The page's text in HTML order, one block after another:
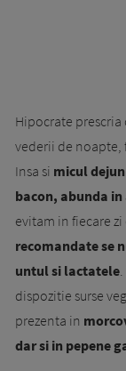
Hipocrate
vederii de noapte,
Insa si micul
bacon, abunda
evitam in fiecare
recomandate se
untul si lactatele
dispozitie surse
prezenta in
dar si in pepene